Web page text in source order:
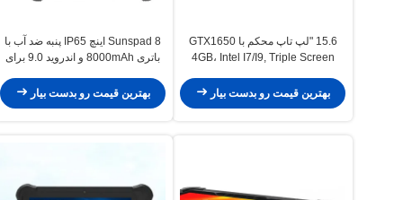
15.6 "لپ تاپ محکم با GTX1650
4GB، Intel I7/I9, Triple Screen
بهترین قیمت رو بدست بیار
Sunspad 8 اینچ IP65 پنبه ضد آب با
باتری 8000mAh و اندروید 9.0 برای
بهترین قیمت رو بدست بیار